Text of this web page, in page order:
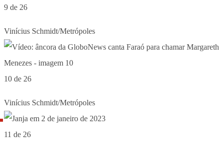
9 de 26
Vinícius Schmidt/Metrópoles
10 de 26
Vinícius Schmidt/Metrópoles
11 de 26